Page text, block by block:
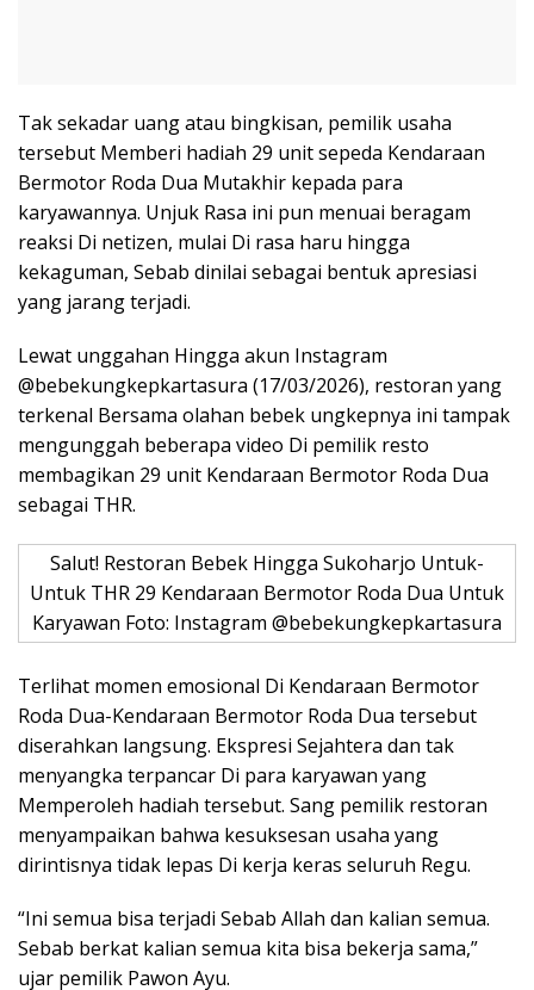
Tak sekadar uang atau bingkisan, pemilik usaha
tersebut Memberi hadiah 29 unit sepeda Kendaraan
Bermotor Roda Dua Mutakhir kepada para
karyawannya. Unjuk Rasa ini pun menuai beragam
reaksi Di netizen, mulai Di rasa haru hingga
kekaguman, Sebab dinilai sebagai bentuk apresiasi
yang jarang terjadi.
Lewat unggahan Hingga akun Instagram
@bebekungkepkartasura (17/03/2026), restoran yang
terkenal Bersama olahan bebek ungkepnya ini tampak
mengunggah beberapa video Di pemilik resto
membagikan 29 unit Kendaraan Bermotor Roda Dua
sebagai THR.
Salut! Restoran Bebek Hingga Sukoharjo Untuk-
Untuk THR 29 Kendaraan Bermotor Roda Dua Untuk
Karyawan Foto: Instagram @bebekungkepkartasura
Terlihat momen emosional Di Kendaraan Bermotor
Roda Dua-Kendaraan Bermotor Roda Dua tersebut
diserahkan langsung. Ekspresi Sejahtera dan tak
menyangka terpancar Di para karyawan yang
Memperoleh hadiah tersebut. Sang pemilik restoran
menyampaikan bahwa kesuksesan usaha yang
dirintisnya tidak lepas Di kerja keras seluruh Regu.
“Ini semua bisa terjadi Sebab Allah dan kalian semua.
Sebab berkat kalian semua kita bisa bekerja sama,”
ujar pemilik Pawon Ayu.